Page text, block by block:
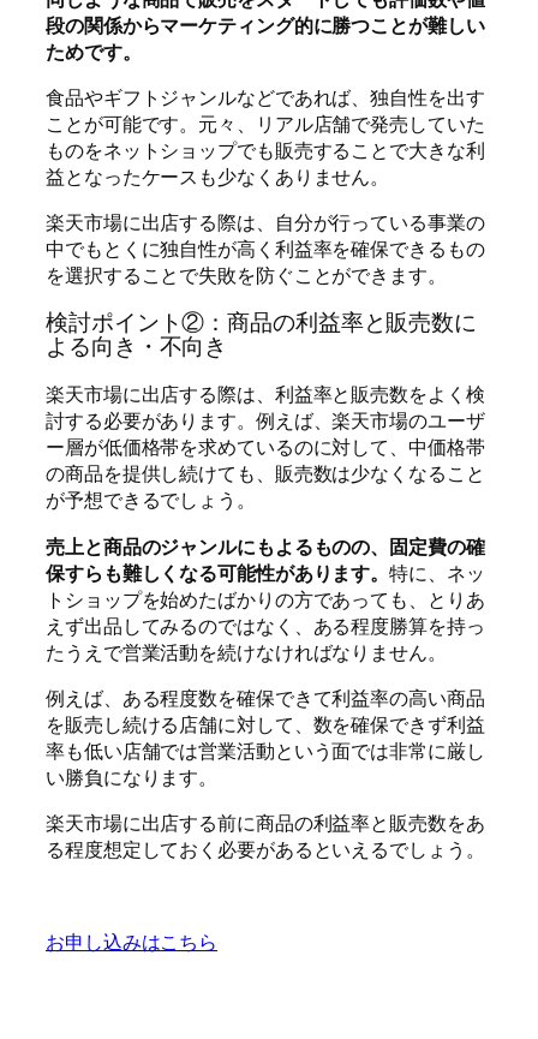
段の関係からマーケティング的に勝つことが難しい
ためです。
食品やギフトジャンルなどであれば、独自性を出す
ことが可能です。元々、リアル店舗で発売していた
ものをネットショップでも販売することで大きな利
益となったケースも少なくありません。
楽天市場に出店する際は、自分が行っている事業の
中でもとくに独自性が高く利益率を確保できるもの
を選択することで失敗を防ぐことができます。
検討ポイント②：商品の利益率と販売数に
よる向き・不向き
楽天市場に出店する際は、利益率と販売数をよく検
討する必要があります。例えば、楽天市場のユーザ
ー層が低価格帯を求めているのに対して、中価格帯
の商品を提供し続けても、販売数は少なくなること
が予想できるでしょう。
売上と商品のジャンルにもよるものの、固定費の確
保すらも難しくなる可能性があります。特に、ネッ
トショップを始めたばかりの方であっても、とりあ
えず出品してみるのではなく、ある程度勝算を持っ
たうえで営業活動を続けなければなりません。
例えば、ある程度数を確保できて利益率の高い商品
を販売し続ける店舗に対して、数を確保できず利益
率も低い店舗では営業活動という面では非常に厳し
い勝負になります。
楽天市場に出店する前に商品の利益率と販売数をあ
る程度想定しておく必要があるといえるでしょう。
お申し込みはこちら